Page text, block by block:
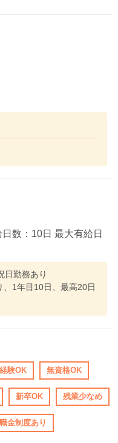
数：10日 最大有給日
勤務あり
1年目10日、最高20日
験OK 無資格OK
新卒OK 残業少なめ
金制度あり